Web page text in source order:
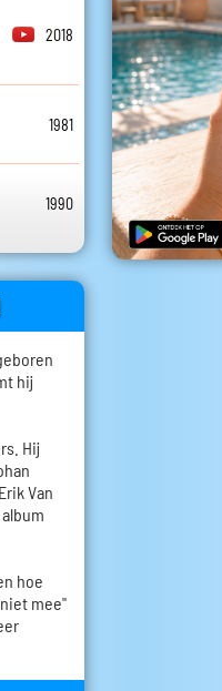
2018
1981
1990
hij
Hij
Van
hoe
mee"